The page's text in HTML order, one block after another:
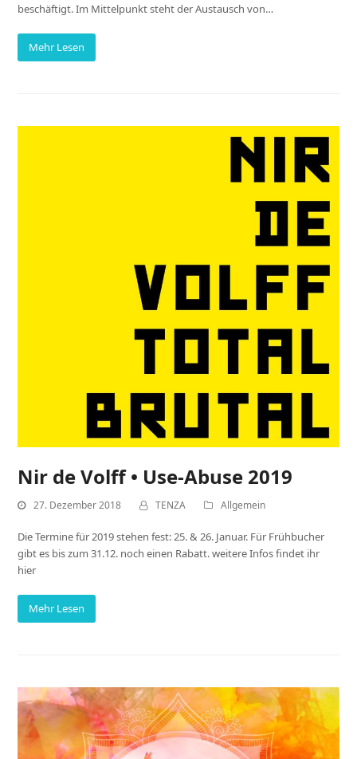
beschäftigt. Im Mittelpunkt steht der Austausch von…
Mehr Lesen
Nir de Volff • Use-Abuse 2019
27. Dezember 2018 TENZA Allgemein
Die Termine für 2019 stehen fest: 25. & 26. Januar. Für Frühbucher
gibt es bis zum 31.12. noch einen Rabatt. weitere Infos findet ihr
hier
Mehr Lesen